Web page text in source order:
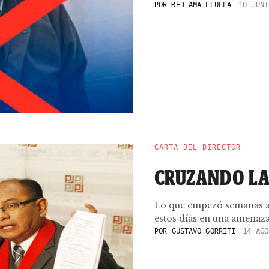
POR RED AMA LLULLA 10
CARTA DEL DIRECTOR
CRUZANDO
Lo que empezó
estos días en una
POR GUSTAVO GORRITI 14